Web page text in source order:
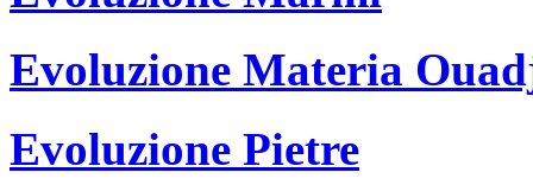
Evoluzione Materia
Evoluzione Pietre